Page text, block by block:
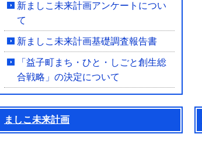
新ましこ未来計画アンケートについ
て
新ましこ未来計画基礎調査報告書
「益子町まち・ひと・しごと創生総
合戦略」の決定について
ましこ未来計画